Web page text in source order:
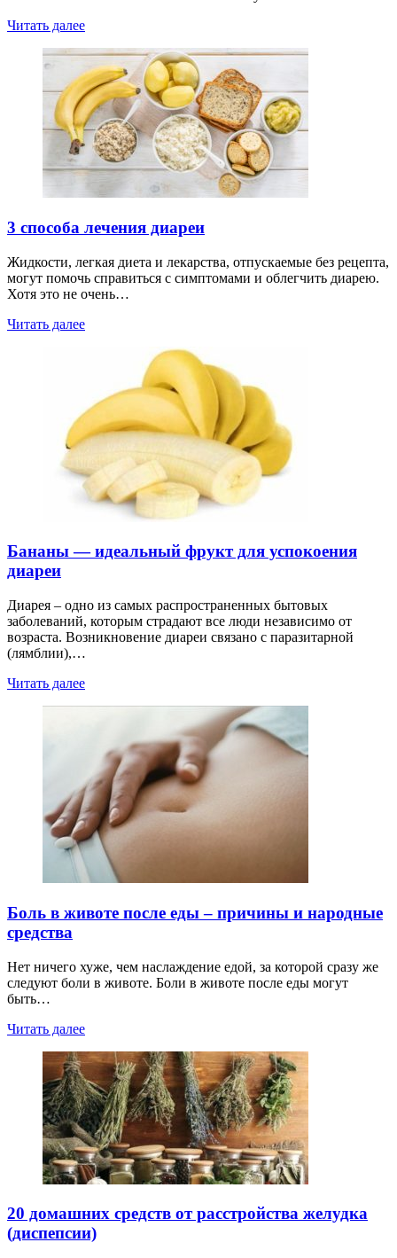
Читать далее
3 способа лечения диареи
Жидкости, легкая диета и лекарства, отпускаемые без рецепта,
могут помочь справиться с симптомами и облегчить диарею.
Хотя это не очень…
Читать далее
Бананы — идеальный фрукт для успокоения
диареи
Диарея – одно из самых распространенных бытовых
заболеваний, которым страдают все люди независимо от
возраста. Возникновение диареи связано с паразитарной
(лямблии),…
Читать далее
Боль в животе после еды – причины и народные
средства
Нет ничего хуже, чем наслаждение едой, за которой сразу же
следуют боли в животе. Боли в животе после еды могут
быть…
Читать далее
20 домашних средств от расстройства желудка
(диспепсии)